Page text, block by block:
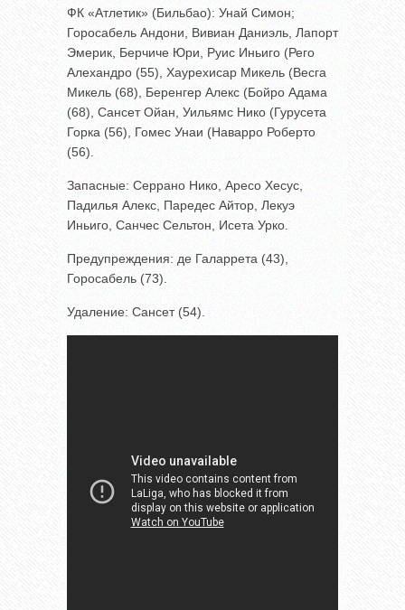
ФК «Атлетик» (Бильбао): Унай Симон;
Горосабель Андони, Вивиан Даниэль, Лапорт
Эмерик, Берчиче Юри, Руис Иньиго (Рего
Алехандро (55), Хаурехисар Микель (Весга
Микель (68), Беренгер Алекс (Бойро Адама
(68), Сансет Ойан, Уильямс Нико (Гурусета
Горка (56), Гомес Унаи (Наварро Роберто
(56).
Запасные: Серрано Нико, Аресо Хесус,
Падилья Алекс, Паредес Айтор, Лекуэ
Иньиго, Санчес Сельтон, Исета Урко.
Предупреждения: де Галаррета (43),
Горосабель (73).
Удаление: Сансет (54).